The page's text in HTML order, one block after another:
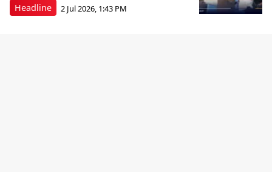
Headline 2 Jul 2026, 1:43 PM